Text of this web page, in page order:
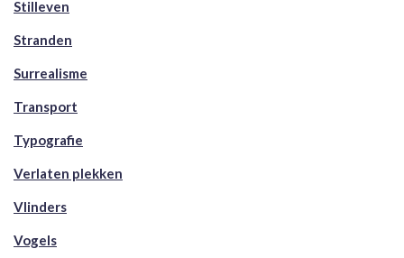
Stilleven
Stranden
Surrealisme
Transport
Typografie
Verlaten plekken
Vlinders
Vogels